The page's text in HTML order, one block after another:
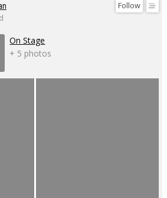
Follow
On Stage
+ 5 photos